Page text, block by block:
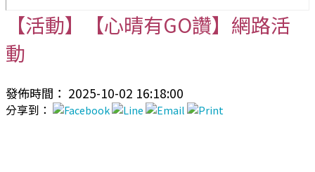
【活動】【心晴有GO讚】網路活
動
發佈時間： 2025-10-02 16:18:00
分享到：